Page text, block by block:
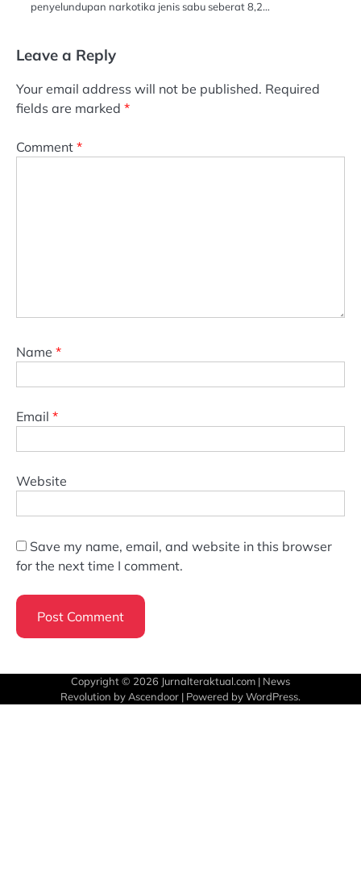
penyelundupan narkotika jenis sabu seberat 8,2…
Leave a Reply
Your email address will not be published. Required
fields are marked *
Comment *
Name *
Email *
Website
Save my name, email, and website in this browser
for the next time I comment.
Copyright © 2026 Jurnalteraktual.com | News
Revolution by Ascendoor | Powered byWordPress.